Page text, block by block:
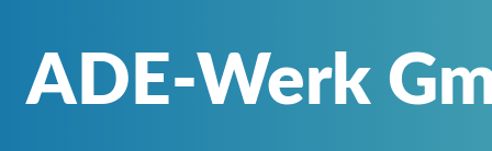
ADE-Werk